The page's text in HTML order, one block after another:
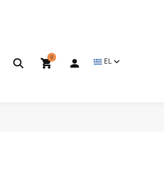
0 EL